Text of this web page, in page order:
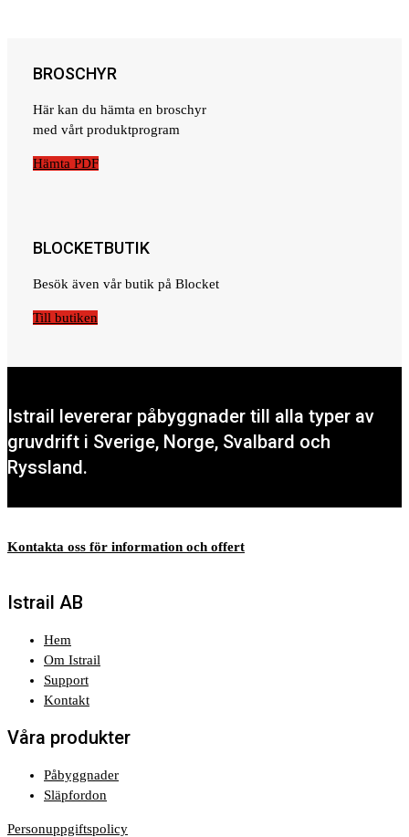
BROSCHYR
Här kan du hämta en broschyr
med vårt produktprogram
Hämta PDF
BLOCKETBUTIK
Besök även vår butik på Blocket
Till butiken
Istrail levererar påbyggnader till alla typer av
gruvdrift i Sverige, Norge, Svalbard och
Ryssland.
Kontakta oss för information och offert
Istrail AB
Hem
Om Istrail
Support
Kontakt
Våra produkter
Påbyggnader
Släpfordon
Personuppgiftspolicy